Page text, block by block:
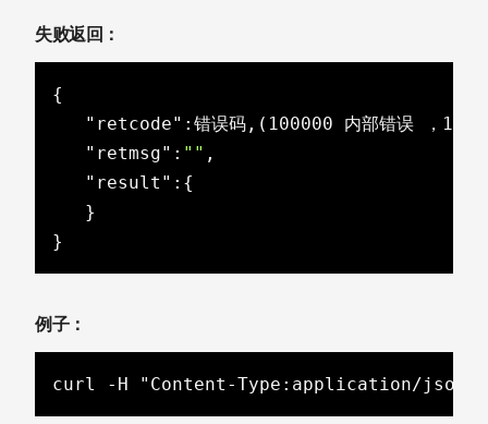
失败返回：
{
"retcode" :错误码,(100000 内部错误 ，
"retmsg" : "" ,
"result" :{
   }
}
例子：
curl -H "Content-Type:application/